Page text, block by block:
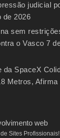
judicial
de 2026
sem
o Vasco 7
da SpaceX
Metros, Afirma
Sites Profissionais!